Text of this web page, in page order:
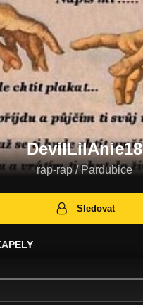
DevilLilAnie18
rap-rap / Pardubice
Sledovat